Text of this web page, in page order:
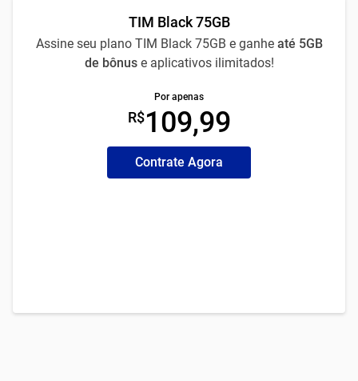
TIM Black 75GB
Assine seu plano TIM Black 75GB e ganhe até 5GB
de bônus e aplicativos ilimitados!
Por apenas
R$109,99
Contrate Agora